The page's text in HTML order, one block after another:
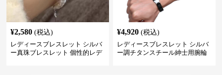
¥2,580 (税込)
レディースブレスレット シルバ
ー真珠ブレスレット 個性的レデ
¥4,920 (税込)
レディースブレスレット シルバ
ー調チタンスチール紳士用腕輪